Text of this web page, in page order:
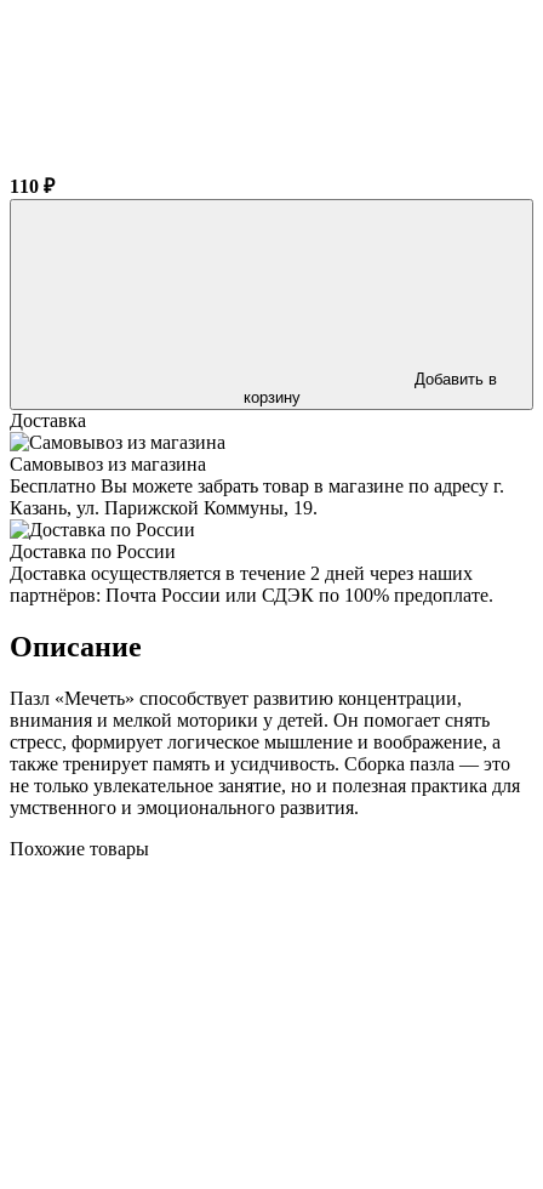
110 ₽
Добавить в
корзину
Доставка
Самовывоз из магазина
Бесплатно Вы можете забрать товар в магазине по адресу г.
Казань, ул. Парижской Коммуны, 19.
Доставка по России
Доставка осуществляется в течение 2 дней через наших
партнёров: Почта России или СДЭК по 100% предоплате.
Описание
Пазл «Мечеть» способствует развитию концентрации,
внимания и мелкой моторики у детей. Он помогает снять
стресс, формирует логическое мышление и воображение, а
также тренирует память и усидчивость. Сборка пазла — это
не только увлекательное занятие, но и полезная практика для
умственного и эмоционального развития.
Похожие товары